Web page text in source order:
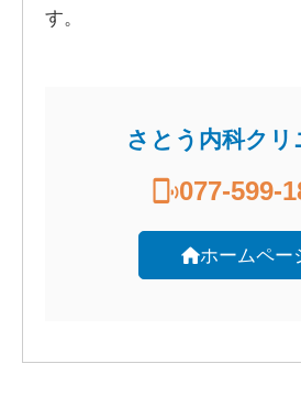
す。
さとう内科クリ
077-599-
ホームペー